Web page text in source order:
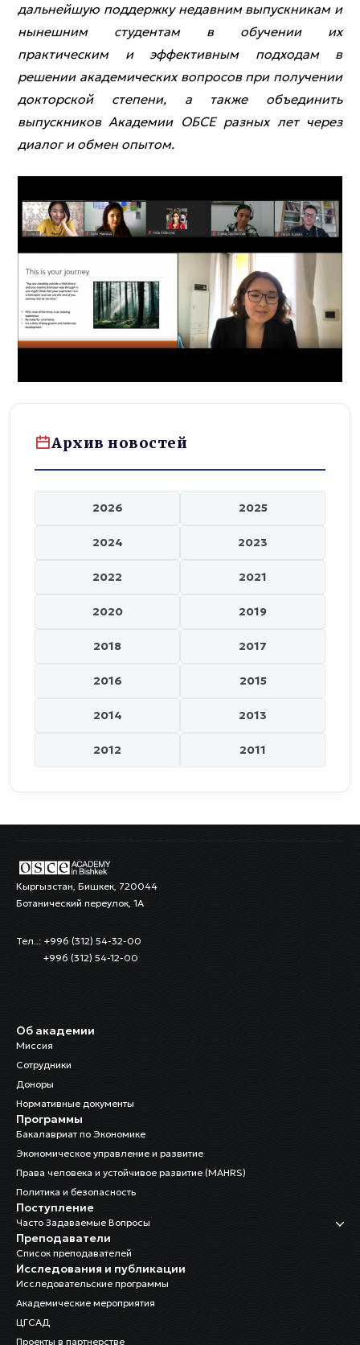
дальнейшую поддержку недавним выпускникам и
нынешним студентам в обучении их
практическим и эффективным подходам в
решении академических вопросов при получении
докторской степени, а также объединить
выпускников Академии ОБСЕ разных лет через
диалог и обмен опытом.
Архив новостей
2026 2025
2024 2023
2022 2021
2020 2019
2018 2017
2016 2015
2014 2013
2012 2011
Кыргызстан, Бишкек, 720044
Ботанический переулок, 1А
Тел..: +996 (312) 54-32-00
+996 (312) 54-12-00
Об академии
Миссия
Сотрудники
Доноры
Нормативные документы
Программы
Бакалавриат по Экономике
Экономическое управление и развитие
Права человека и устойчивое развитие (MAHRS)
Политика и безопасность
Поступление
Часто Задаваемые Вопросы
Преподаватели
Список преподавателей
Исследования и публикации
Исследовательские программы
Академические мероприятия
ЦГСАД
Проекты в партнерстве